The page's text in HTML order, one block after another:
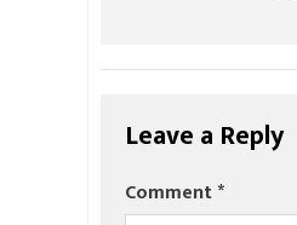
Leave a Reply
Comment*